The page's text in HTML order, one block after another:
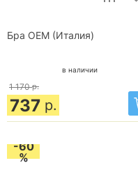
Бра OEM (Италия)
в наличии
1 170 р.
737 р.
-60
%